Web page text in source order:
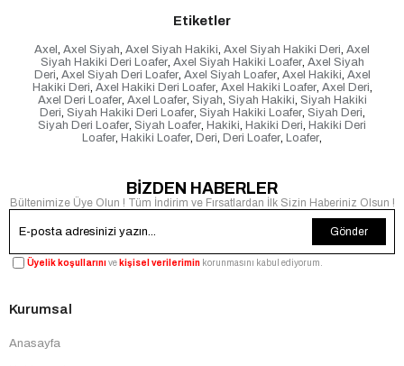
Etiketler
Axel , Axel Siyah, Axel Siyah Hakiki, Axel Siyah Hakiki Deri, Axel
Siyah Hakiki Deri Loafer, Axel Siyah Hakiki Loafer, Axel Siyah
Deri, Axel Siyah Deri Loafer, Axel Siyah Loafer, Axel Hakiki, Axel
Hakiki Deri, Axel Hakiki Deri Loafer, Axel Hakiki Loafer, Axel Deri,
Axel Deri Loafer, Axel Loafer, Siyah, Siyah Hakiki, Siyah Hakiki
Deri, Siyah Hakiki Deri Loafer, Siyah Hakiki Loafer, Siyah Deri,
Siyah Deri Loafer, Siyah Loafer, Hakiki, Hakiki Deri, Hakiki Deri
Loafer, Hakiki Loafer, Deri, Deri Loafer, Loafer,
BİZDEN HABERLER
Bültenimize Üye Olun ! Tüm İndirim ve Fırsatlardan İlk Sizin Haberiniz Olsun !
Gönder
Üyelik koşullarınıve kişisel verilerimin korunmasını kabul ediyorum.
Kurumsal
Anasayfa